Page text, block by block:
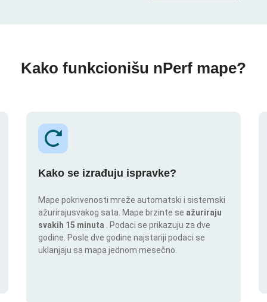
Kako funkcionišu nPerf mape?
Kako se izrađuju ispravke?
Mape pokrivenosti mreže automatski i sistemski
ažurirajusvakog sata. Mape brzinte se ažuriraju
svakih 15 minuta
. Podaci se prikazuju za dve
godine. Posle dve godine najstariji podaci se
uklanjaju sa mapa jednom mesečno.